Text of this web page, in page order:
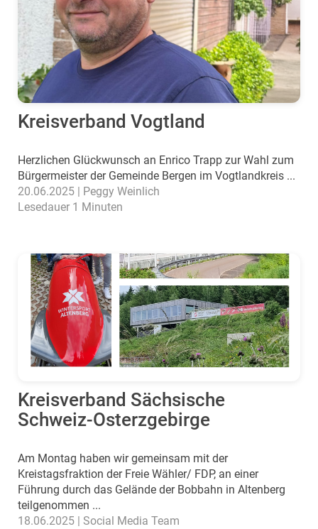
Kreisverband Vogtland
Herzlichen Glückwunsch an Enrico Trapp zur Wahl zum
Bürgermeister der Gemeinde Bergen im Vogtlandkreis ...
20.06.2025 | Peggy Weinlich
Lesedauer 1 Minuten
Kreisverband Sächsische
Schweiz-Osterzgebirge
Am Montag haben wir gemeinsam mit der
Kreistagsfraktion der Freie Wähler/ FDP, an einer
Führung durch das Gelände der Bobbahn in Altenberg
teilgenommen ...
18.06.2025 | Social Media Team